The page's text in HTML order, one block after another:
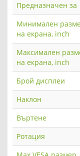
Предназначен за
Минимален
на екрана, inch
Максимален
на екрана, inch
Брой дисплеи
Наклон
Въртене
Ротация